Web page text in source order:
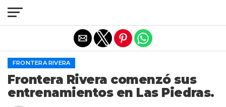
FRONTERA RIVERA
Frontera Rivera comenzó sus
entrenamientos en Las Piedras.